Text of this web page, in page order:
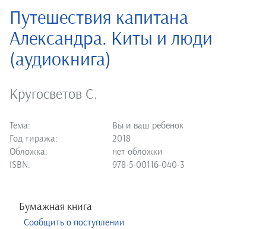
Путешествия капитана
Александра. Киты и люди
(аудиокнига)
Кругосветов С.
Тема:
Вы и ваш ребенок
Год тиража:
2018
Обложка:
нет обложки
ISBN:
978-5-00116-040-3
Бумажная книга
Сообщить о поступлении